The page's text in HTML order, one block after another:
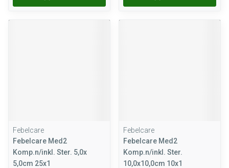
Febelcare
Febelcare Med2
Komp.n/inkl. Ster. 5,0x
5,0cm 25x1
Febelcare
Febelcare Med2
Komp.n/inkl. Ster.
10,0x10,0cm 10x1